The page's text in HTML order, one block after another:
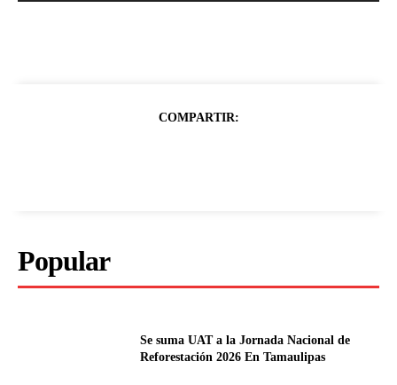
COMPARTIR:
Popular
Se suma UAT a la Jornada Nacional de
Reforestación 2026 En Tamaulipas